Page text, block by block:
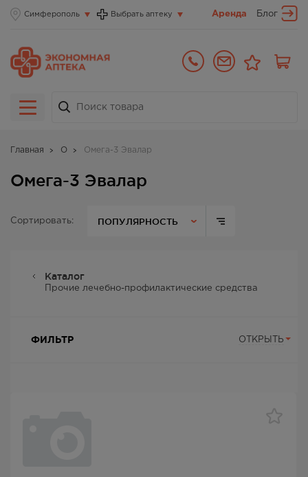
Симферополь Выбрать аптеку Аренда Блог
Главная О Омега-3 Эвалар
Омега-3 Эвалар
Сортировать: ПОПУЛЯРНОСТЬ
Каталог
Прочие лечебно-профилактические средства
ФИЛЬТР ОТКРЫТЬ